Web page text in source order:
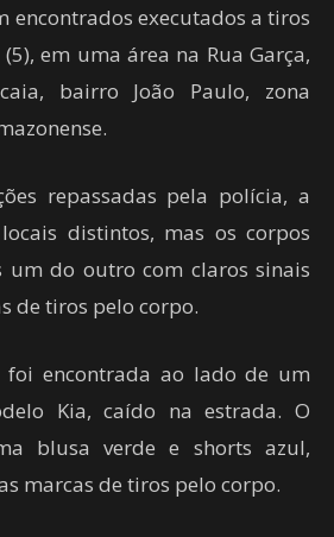
encontrados executados a tiros
em uma área na Rua Garça,
bairro João Paulo, zona
repassadas pela polícia, a
distintos, mas os corpos
um do outro com claros sinais
de tiros pelo corpo.
encontrada ao lado de um
Kia, caído na estrada. O
blusa verde e shorts azul,
marcas de tiros pelo corpo.